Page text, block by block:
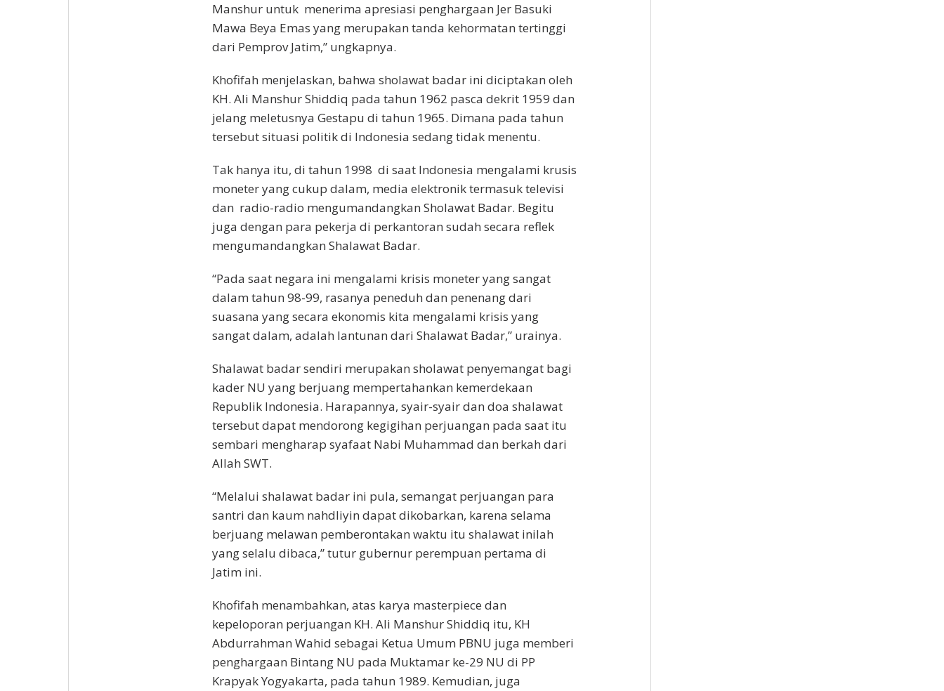
Manshur untuk menerima apresiasi penghargaan Jer Basuki
Mawa Beya Emas yang merupakan tanda kehormatan tertinggi
dari Pemprov Jatim,” ungkapnya.
Khofifah menjelaskan, bahwa sholawat badar ini diciptakan oleh
KH. Ali Manshur Shiddiq pada tahun 1962 pasca dekrit 1959 dan
jelang meletusnya Gestapu di tahun 1965. Dimana pada tahun
tersebut situasi politik di Indonesia sedang tidak menentu.
Tak hanya itu, di tahun 1998 di saat Indonesia mengalami krusis
moneter yang cukup dalam, media elektronik termasuk televisi
dan radio-radio mengumandangkan Sholawat Badar. Begitu
juga dengan para pekerja di perkantoran sudah secara reflek
mengumandangkan Shalawat Badar.
“Pada saat negara ini mengalami krisis moneter yang sangat
dalam tahun 98-99, rasanya peneduh dan penenang dari
suasana yang secara ekonomis kita mengalami krisis yang
sangat dalam, adalah lantunan dari Shalawat Badar,” urainya.
Shalawat badar sendiri merupakan sholawat penyemangat bagi
kader NU yang berjuang mempertahankan kemerdekaan
Republik Indonesia. Harapannya, syair-syair dan doa shalawat
tersebut dapat mendorong kegigihan perjuangan pada saat itu
sembari mengharap syafaat Nabi Muhammad dan berkah dari
Allah SWT.
“Melalui shalawat badar ini pula, semangat perjuangan para
santri dan kaum nahdliyin dapat dikobarkan, karena selama
berjuang melawan pemberontakan waktu itu shalawat inilah
yang selalu dibaca,” tutur gubernur perempuan pertama di
Jatim ini.
Khofifah menambahkan, atas karya masterpiece dan
kepeloporan perjuangan KH. Ali Manshur Shiddiq itu, KH
Abdurrahman Wahid sebagai Ketua Umum PBNU juga memberi
penghargaan Bintang NU pada Muktamar ke-29 NU di PP
Krapyak Yogyakarta, pada tahun 1989. Kemudian, juga